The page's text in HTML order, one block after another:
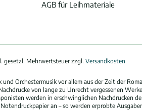
AGB für Leihmateriale
gesetzl. Mehrwertsteuer zzgl. Versandkosten
Orchestermusik vor allem aus der Zeit der
von lange zu Unrecht vergessenen
werden in erschwinglichen Nachdrucken
an – so werden erprobte